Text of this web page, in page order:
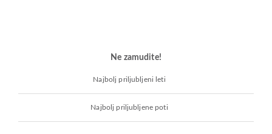
Ne zamudite!
Najbolj priljubljeni leti
Najbolj priljubljene poti